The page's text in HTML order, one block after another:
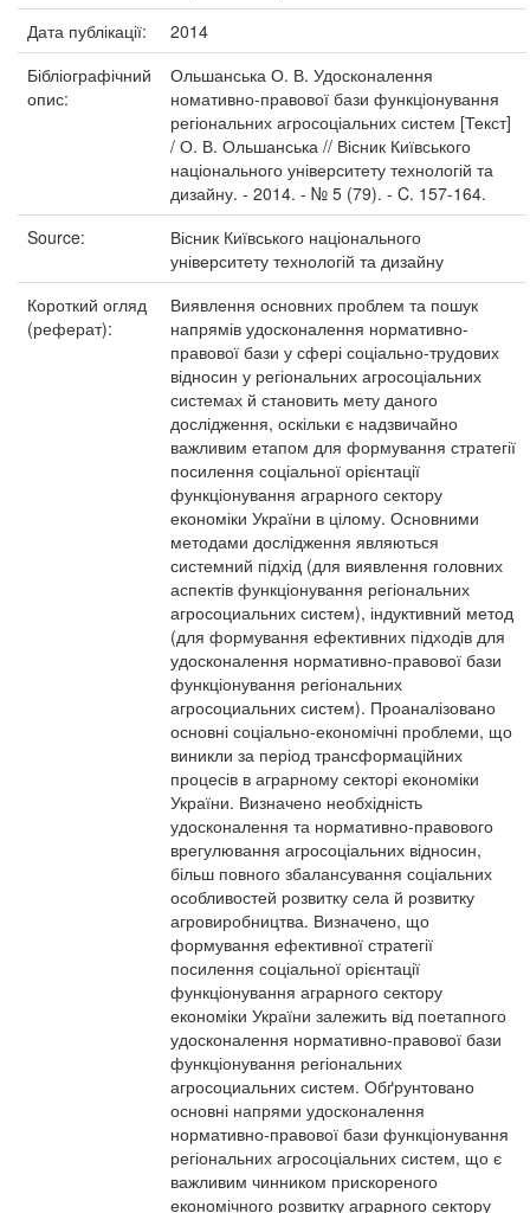
Дата публікації:
2014
Бібліографічний
опис:
Ольшанська О. В. Удосконалення
номативно-правової бази функціонування
регіональних агросоціальних систем [Текст]
/ О. В. Ольшанська // Вісник Київського
національного університету технологій та
дизайну. - 2014. - № 5 (79). - C. 157-164.
Source:
Вісник Київського національного
університету технологій та дизайну
Короткий огляд
(реферат):
Виявлення основних проблем та пошук
напрямів удосконалення нормативно-
правової бази у сфері соціально-трудових
відносин у регіональних агросоціальних
системах й становить мету даного
дослідження, оскільки є надзвичайно
важливим етапом для формування стратегії
посилення соціальної орієнтації
функціонування аграрного сектору
економіки України в цілому. Основними
методами дослідження являються
системний підхід (для виявлення головних
аспектів функціонування регіональних
агросоциальних систем), індуктивний метод
(для формування ефективних підходів для
удосконалення нормативно-правової бази
функціонування регіональних
агросоциальних систем). Проаналізовано
основні соціально-економічні проблеми, що
виникли за період трансформаційних
процесів в аграрному секторі економіки
України. Визначено необхідність
удосконалення та нормативно-правового
врегулювання агросоціальних відносин,
більш повного збалансування соціальних
особливостей розвитку села й розвитку
агровиробництва. Визначено, що
формування ефективної стратегії
посилення соціальної орієнтації
функціонування аграрного сектору
економіки України залежить від поетапного
удосконалення нормативно-правової бази
функціонування регіональних
агросоциальних систем. Обґрунтовано
основні напрями удосконалення
нормативно-правової бази функціонування
регіональних агросоціальних систем, що є
важливим чинником прискореного
економічного розвитку аграрного сектору